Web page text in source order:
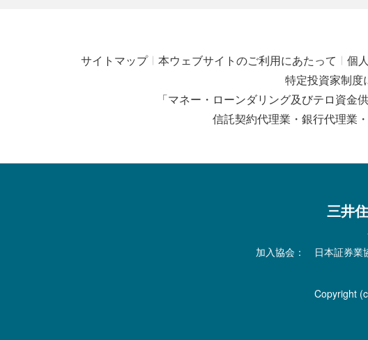
サイトマップ 本ウェブサイトのご利用にあたって 個
特定投資家制度
「マネー・ローンダリング及びテロ資
信託契約代理業・銀行代理業
三井
加入協会： 日本証券業
Copyright